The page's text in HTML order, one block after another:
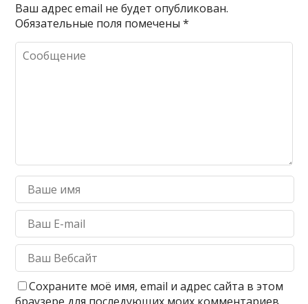
Ваш адрес email не будет опубликован.
Обязательные поля помечены*
Сохраните моё имя, email и адрес сайта в этом